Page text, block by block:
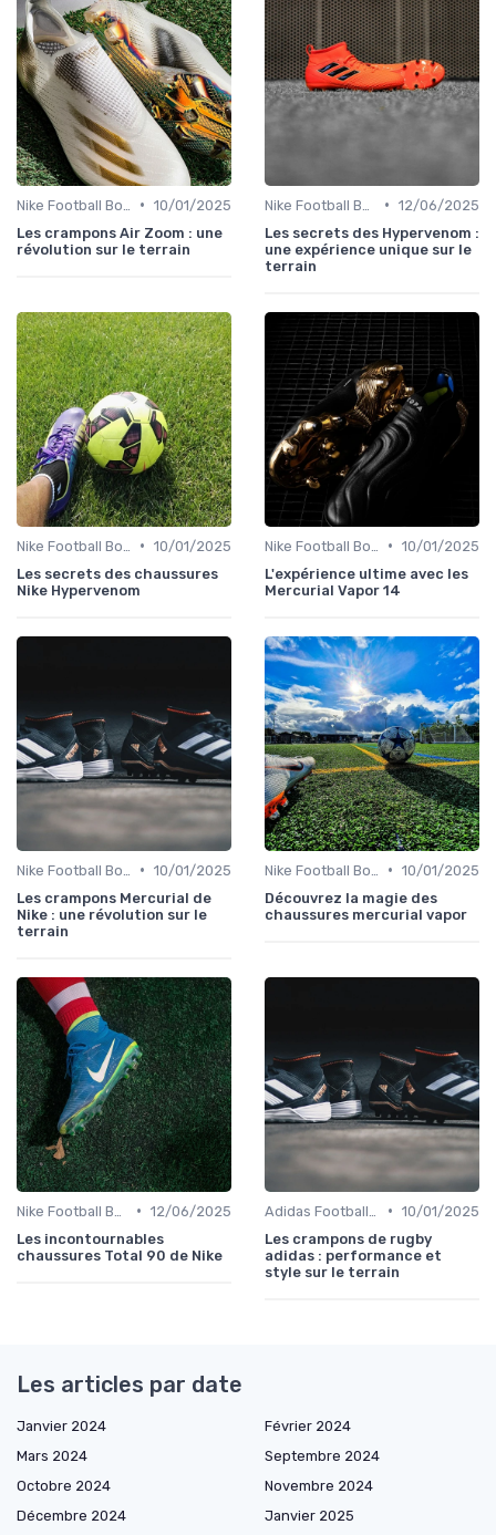
• 10/01/2025
Les crampons Air Zoom : une
révolution sur le terrain
• 12/06/2025
Les secrets des Hypervenom :
une expérience unique sur le
terrain
• 10/01/2025
Les secrets des chaussures
Nike Hypervenom
• 10/01/2025
L'expérience ultime avec les
Mercurial Vapor 14
• 10/01/2025
Les crampons Mercurial de
Nike : une révolution sur le
terrain
• 10/01/2025
Découvrez la magie des
chaussures mercurial vapor
• 12/06/2025
Les incontournables
chaussures Total 90 de Nike
• 10/01/2025
Les crampons de rugby
adidas : performance et
style sur le terrain
Les articles par date
Janvier 2024
Février 2024
Mars 2024
Septembre 2024
Octobre 2024
Novembre 2024
Décembre 2024
Janvier 2025